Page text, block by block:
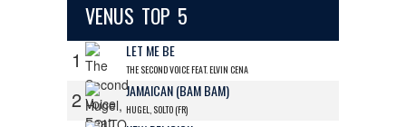
VENUS TOP 5
1 LET ME BE
THE SECOND VOICE FEAT. ELVIN CENA
2 JAMAICAN (BAM BAM)
HUGEL, SOLTO (FR)